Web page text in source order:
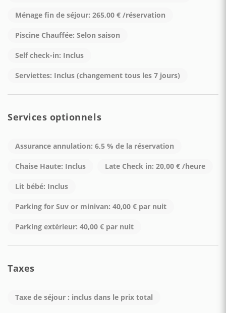
• Arrêt de bus local - à environ 50 mètres
• Plage principale de Praiano, La Praia (15 minutes à pied)
15065102EXT0300
Ménage fin de séjour: 265,00 € /réservation
Piscine Chauffée: Selon saison
Self check-in: Inclus
Serviettes: Inclus (changement tous les 7 jours)
Services optionnels
Assurance annulation: 6,5 % de la réservation
Chaise Haute: Inclus Late Check in: 20,00 € /heure
Lit bébé: Inclus
Parking for Suv or minivan: 40,00 € par nuit
Parking extérieur: 40,00 € par nuit
Taxes
Taxe de séjour : inclus dans le prix total